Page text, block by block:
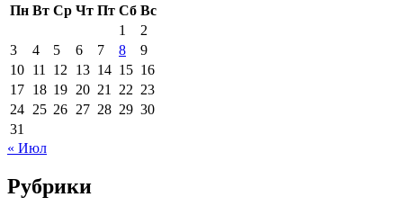
Пн Вт Ср Чт Пт Сб Вс
1
2
3
4 5 6 7 8
9
10 11 12 13 14 15 16
17 18 19 20 21 22 23
24 25 26 27 28 29 30
31
« Июл
Рубрики